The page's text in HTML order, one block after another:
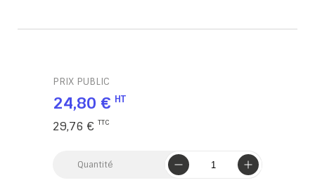
PRIX PUBLIC
24,80 €
29,76 €
Quantité